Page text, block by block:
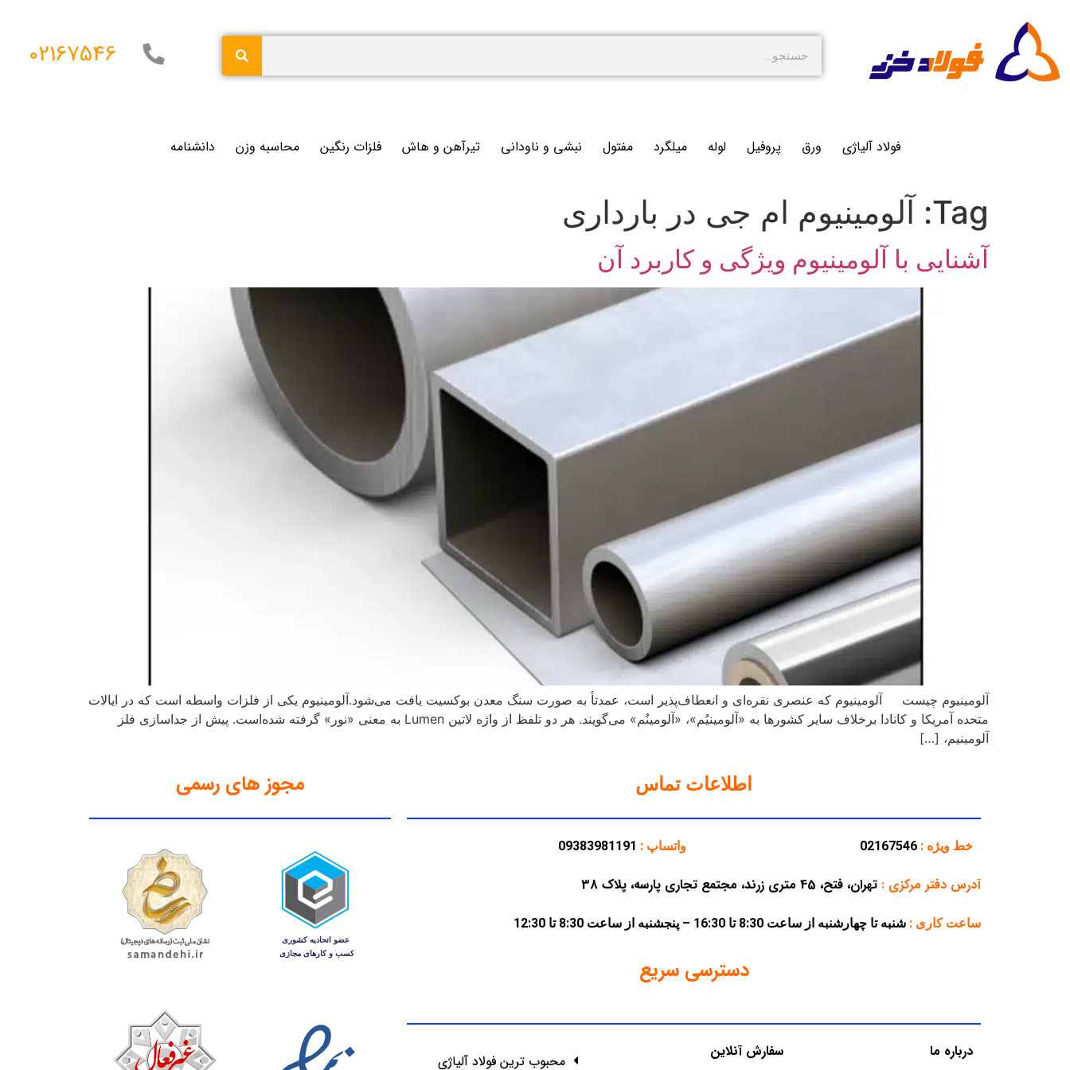
02167546
فولاد آلیاژی ورق پروفیل لوله میلگرد مفتول نبشی و ناودانی تیرآهن و هاش فلزات رنگین محاسبه وزن دانشنامه
Tag: آلومینیوم ام جی در بارداری
آشنایی با آلومینیوم ویژگی و کاربرد آن
آلومینیوم چیست آلومینیوم که عنصری نقره‌ای و انعطاف‌پذیر است، عمدتأ به صورت سنگ معدن بوکسیت یافت می‌شود.آلومینیوم یکی از فلزات واسطه است که در ایالات
متحده آمریکا و کانادا برخلاف سایر کشورها به «آلومینیُم»، «آلومینُم» می‌گویند. هر دو تلفظ از واژه لاتین Lumen به معنی «نور» گرفته شده‌است. پیش از جداسازی فلز
آلومینیم، […]
اطلاعات تماس
خط ویژه : 02167546 واتساپ : 09383981191
آدرس دفتر مرکزی : تهران، فتح، 45 متری زرند، مجتمع تجاری پارسه، پلاک 38
ساعت کاری : شنبه تا چهارشنبه از ساعت 8:30 تا 16:30 – پنجشنبه از ساعت 8:30 تا 12:30
دسترسی سریع
درباره ما سفارش آنلاین
محبوب ترین فولاد آلیاژی
مجوز های رسمی